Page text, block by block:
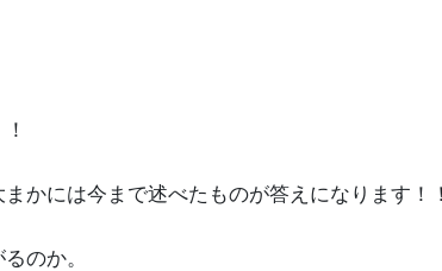
かには今まで述べたものが答えになります！
のか。